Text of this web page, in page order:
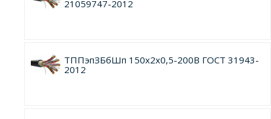
21059747-2012
ТППэпЗБбШп 150х2х0,5-200В ГОСТ 31943-
2012